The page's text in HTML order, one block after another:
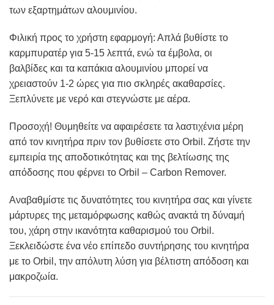
των εξαρτημάτων αλουμινίου.
Φιλική προς το χρήστη εφαρμογή: Απλά βυθίστε το
καρμπυρατέρ για 5-15 λεπτά, ενώ τα έμβολα, οι
βαλβίδες και τα καπάκια αλουμινίου μπορεί να
χρειαστούν 1-2 ώρες για πιο σκληρές ακαθαρσίες.
Ξεπλύνετε με νερό και στεγνώστε με αέρα.
Προσοχή! Θυμηθείτε να αφαιρέσετε τα λαστιχένια μέρη
από τον κινητήρα πριν τον βυθίσετε στο Orbil. Ζήστε την
εμπειρία της αποδοτικότητας και της βελτίωσης της
απόδοσης που φέρνει το Orbil – Carbon Remover.
Αναβαθμίστε τις δυνατότητες του κινητήρα σας και γίνετε
μάρτυρες της μεταμόρφωσης καθώς ανακτά τη δύναμή
του, χάρη στην ικανότητα καθαρισμού του Orbil.
Ξεκλειδώστε ένα νέο επίπεδο συντήρησης του κινητήρα
με το Orbil, την απόλυτη λύση για βέλτιστη απόδοση και
μακροζωία.